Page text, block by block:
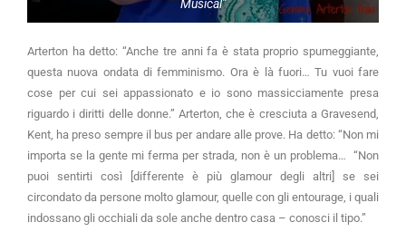
Musical”
Arterton ha detto: “Anche tre anni fa è stata proprio spumeggiante,
questa nuova ondata di femminismo. Ora è là fuori… Tu vuoi fare
cose per cui sei appassionato e io sono massicciamente presa
riguardo i diritti delle donne.” Arterton, che è cresciuta a Gravesend,
Kent, ha preso sempre il bus per andare alle prove. Ha detto: “Non mi
importa se la gente mi ferma per strada, non è un problema… “Non
puoi sentirti così [differente è più glamour degli altri] se sei
circondato da persone molto glamour, quelle con gli entourage, i quali
indossano gli occhiali da sole anche dentro casa – conosci il tipo.”